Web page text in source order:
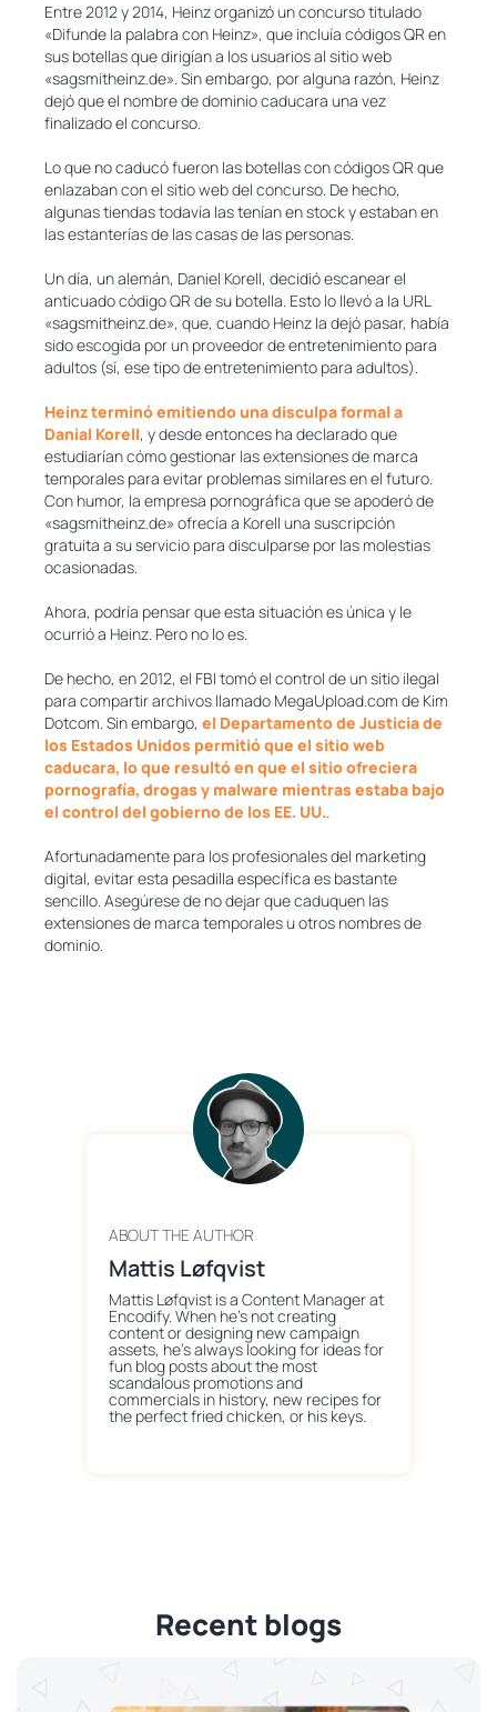
Entre 2012 y 2014, Heinz organizó un concurso titulado
«Difunde la palabra con Heinz», que incluía códigos QR en
sus botellas que dirigían a los usuarios al sitio web
«sagsmitheinz.de». Sin embargo, por alguna razón, Heinz
dejó que el nombre de dominio caducara una vez
finalizado el concurso.
Lo que no caducó fueron las botellas con códigos QR que
enlazaban con el sitio web del concurso. De hecho,
algunas tiendas todavía las tenían en stock y estaban en
las estanterías de las casas de las personas.
Un día, un alemán, Daniel Korell, decidió escanear el
anticuado código QR de su botella. Esto lo llevó a la URL
«sagsmitheinz.de», que, cuando Heinz la dejó pasar, había
sido escogida por un proveedor de entretenimiento para
adultos (sí, ese tipo de entretenimiento para adultos).
Heinz terminó emitiendo una disculpa formal a
Danial Korell, y desde entonces ha declarado que
estudiarían cómo gestionar las extensiones de marca
temporales para evitar problemas similares en el futuro.
Con humor, la empresa pornográfica que se apoderó de
«sagsmitheinz.de» ofrecía a Korell una suscripción
gratuita a su servicio para disculparse por las molestias
ocasionadas.
Ahora, podría pensar que esta situación es única y le
ocurrió a Heinz. Pero no lo es.
De hecho, en 2012, el FBI tomó el control de un sitio ilegal
para compartir archivos llamado MegaUpload.com de Kim
Dotcom. Sin embargo, el Departamento de Justicia de
los Estados Unidos permitió que el sitio web
caducara, lo que resultó en que el sitio ofreciera
pornografía, drogas y malware mientras estaba bajo
el control del gobierno de los EE. UU..
Afortunadamente para los profesionales del marketing
digital, evitar esta pesadilla específica es bastante
sencillo. Asegúrese de no dejar que caduquen las
extensiones de marca temporales u otros nombres de
dominio.
ABOUT THE AUTHOR
Mattis Løfqvist
Mattis Løfqvist is a Content Manager at
Encodify. When he's not creating
content or designing new campaign
assets, he's always looking for ideas for
fun blog posts about the most
scandalous promotions and
commercials in history, new recipes for
the perfect fried chicken, or his keys.
Recent blogs